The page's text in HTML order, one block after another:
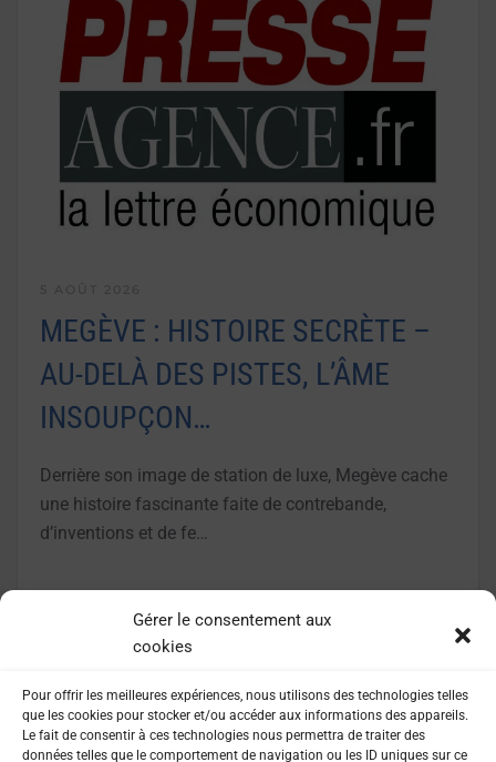
Gérer le consentement aux
cookies
Pour offrir les meilleures expériences, nous utilisons des technologies telles
que les cookies pour stocker et/ou accéder aux informations des appareils.
Le fait de consentir à ces technologies nous permettra de traiter des
données telles que le comportement de navigation ou les ID uniques sur ce
MEGÈVE : HISTOIRE SECRÈTE –
AU-DELÀ DES PISTES, L’ÂME
INSOUPÇON…
Derrière son image de station de luxe, Megève cache
une histoire fascinante faite de contrebande,
d’inventions et de fe…
LIRE LA SUITE